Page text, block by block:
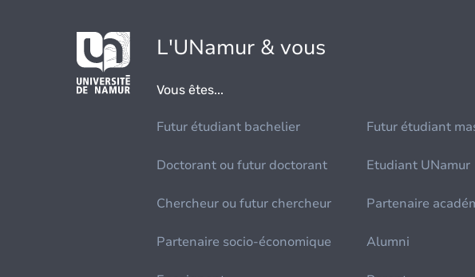
L'UNamur & vous
Vous êtes...
Futur étudiant bachelier Futur étudiant
Doctorant ou futur doctorant Etudiant UNamur
Chercheur ou futur chercheur Partenaire
Partenaire socio-économique Alumni